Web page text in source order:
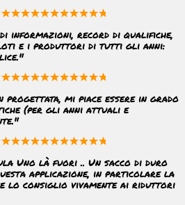
informazioni, record di qualifiche,
e i produttori di tutti gli anni:
progettata, mi piace essere in grado
(per gli anni attuali e
Uno là fuori .. Un sacco di duro
applicazione, in particolare la
e lo consiglio vivamente ai riduttori